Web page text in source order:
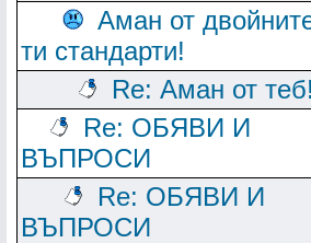
Аман от
ти стандарти!
Re: Аман от
Re: ОБЯВИ И
ВЪПРОСИ
Re: ОБЯВИ И
ВЪПРОСИ